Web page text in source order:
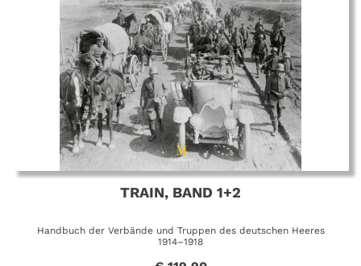
TRAIN, BAND 1+2
Handbuch der Verbände und Truppen des deutschen Heeres
1914–1918